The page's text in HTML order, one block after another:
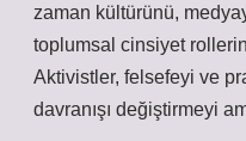
zaman kültürünü,
toplumsal cinsiyet
Aktivistler, felsefeyi ve
davranışı değiştirmeyi